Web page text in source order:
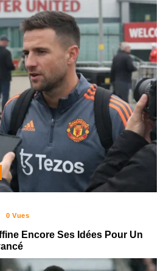
0 Vues
Encore Ses Idées Pour Un